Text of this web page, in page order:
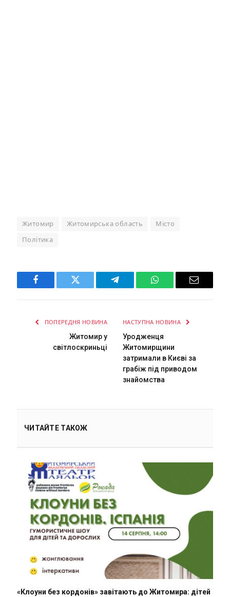
Житомир Житомирська область Місто
Політика
Facebook Twitter Telegram WhatsAppEmail
ПОПЕРЕДНЯ НОВИНА
Житомир у
світлоскриньці
НАСТУПНА НОВИНА
Уродженця
Житомирщини
затримали в Києві за
грабіж під приводом
знайомства
ЧИТАЙТЕ ТАКОЖ
«Клоуни без кордонів» завітають до Житомира: дітей